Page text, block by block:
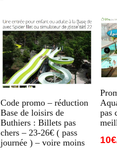
Code promo – réduction
Base de loisirs de
Buthiers : Billets pas
chers – 23-26€ ( pass
journée ) – voire moins
pas